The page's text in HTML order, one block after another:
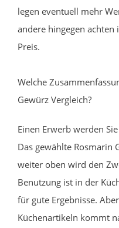
legen eventuell mehr
andere hingegen achten
Preis.
Welche
Gewürz Vergleich?
Einen Erwerb werden
Das gewählte Rosmarin
weiter oben wird den
Benutzung ist in der
für gute Ergebnisse.
Küchenartikeln kommt